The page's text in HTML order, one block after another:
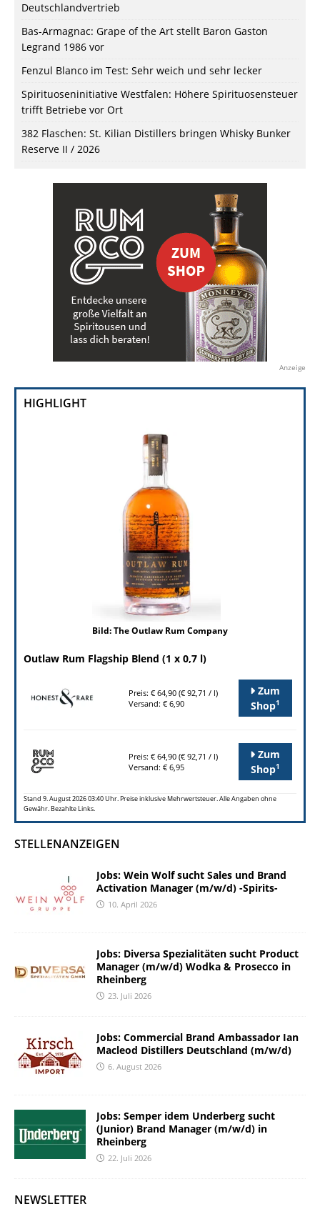
Deutschlandvertrieb
Bas-Armagnac: Grape of the Art stellt Baron Gaston
Legrand 1986 vor
Fenzul Blanco im Test: Sehr weich und sehr lecker
Spirituoseninitiative Westfalen: Höhere Spirituosensteuer
trifft Betriebe vor Ort
382 Flaschen: St. Kilian Distillers bringen Whisky Bunker
Reserve II / 2026
Anzeige
HIGHLIGHT
Bild: The Outlaw Rum Company
Outlaw Rum Flagship Blend (1 x 0,7 l)
Preis: € 64,90 (€ 92,71 / l)
Versand: € 6,90
Zum
Shop1
Preis: € 64,90 (€ 92,71 / l)
Versand: € 6,95
Zum
Shop1
Stand 9. August 2026 03:40 Uhr. Preise inklusive Mehrwertsteuer. Alle Angaben ohne
Gewähr. Bezahlte Links.
STELLENANZEIGEN
Jobs: Wein Wolf sucht Sales und Brand
Activation Manager (m/w/d) -Spirits-
10. April 2026
Jobs: Diversa Spezialitäten sucht Product
Manager (m/w/d) Wodka & Prosecco in
Rheinberg
23. Juli 2026
Jobs: Commercial Brand Ambassador Ian
Macleod Distillers Deutschland (m/w/d)
6. August 2026
Jobs: Semper idem Underberg sucht
(Junior) Brand Manager (m/w/d) in
Rheinberg
22. Juli 2026
NEWSLETTER